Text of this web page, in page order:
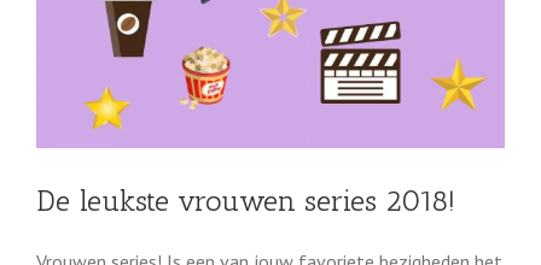
De leukste vrouwen series 2018!